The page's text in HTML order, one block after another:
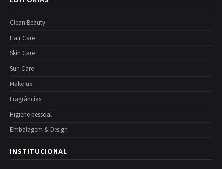
Clean Beauty
Hair Care
Skin Care
Sun Care
Make-up
Fragrâncias
Higiene pessoal
Embalagem & Design
INSTITUCIONAL